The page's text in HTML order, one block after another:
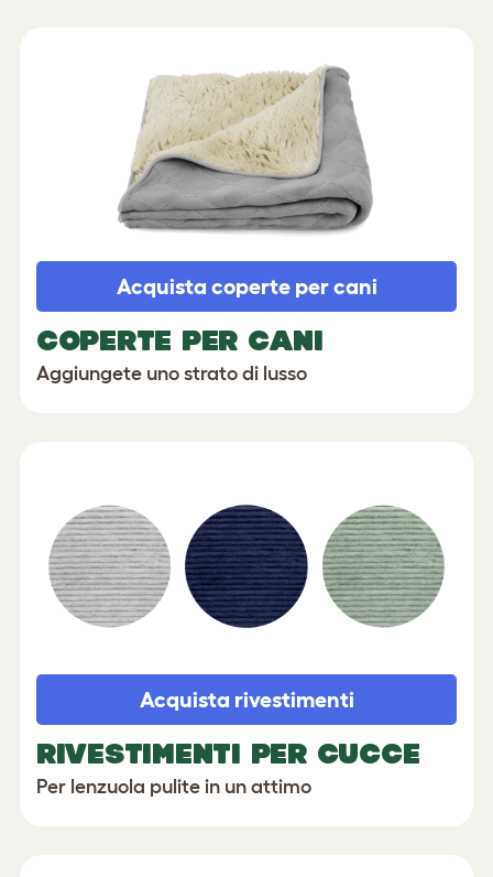
COPERTE PER CANI
Aggiungete uno strato di lusso
Acquista coperte per cani
RIVESTIMENTI PER CUCCE
Per lenzuola pulite in un attimo
Acquista rivestimenti